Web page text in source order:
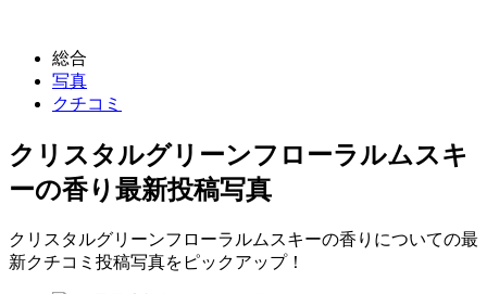
総合
写真
クチコミ
クリスタルグリーンフローラルムスキ
ーの香り 最新投稿写真
クリスタルグリーンフローラルムスキーの香りについての最
新クチコミ投稿写真をピックアップ！